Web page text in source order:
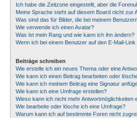
Ich habe die Zeitzone eingestellt, aber die
Meine Sprache steht auf diesem Board nicht zur
Was sind das für Bilder, die bei meinem
Wie verwende ich einen Avatar?
Was ist mein Rang und wie kann ich ihn ändern?
Wenn ich bei einem Benutzer auf den E-Mail-
Beiträge schreiben
Wie erstelle ich ein neues Thema oder eine
Wie kann ich einen Beitrag bearbeiten oder
Wie kann ich meinem Beitrag eine Signatur
Wie kann ich eine Umfrage erstellen?
Wieso kann ich nicht mehr Antwortmöglichkeiten
Wie bearbeite oder lösche ich eine Umfrage?
Warum kann ich auf bestimmte Foren nicht